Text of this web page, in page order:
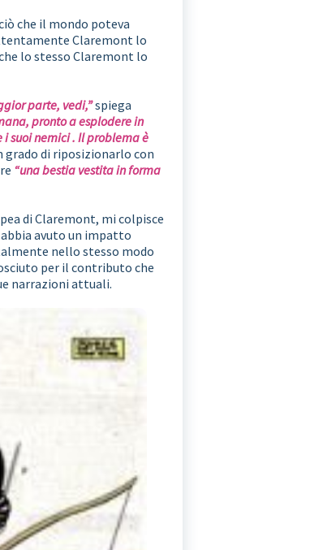
che il mondo poteva
Claremont lo
lo stesso Claremont lo
parte, vedi,”spiega
pronto a esplodere in
suoi nemici . Il problema è
di riposizionarlo con
“una bestia vestita in forma
di Claremont, mi colpisce
avuto un impatto
nello stesso modo
per il contributo che
narrazioni attuali.